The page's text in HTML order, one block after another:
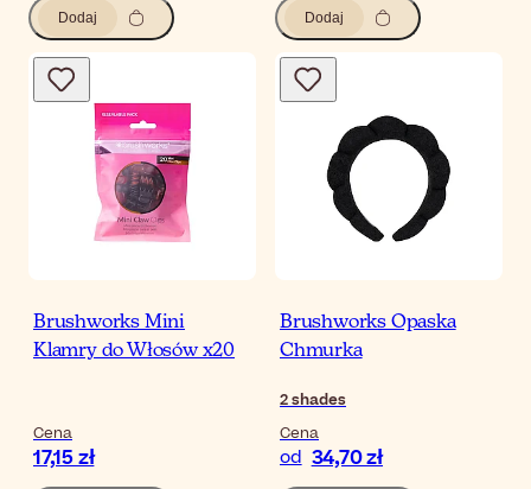
Dodaj Dodaj
Brushworks Mini
Klamry do Włosów x20
Cena
17,15 zł
Brushworks Opaska
Chmurka
2shades
Cena
od 34,70 zł